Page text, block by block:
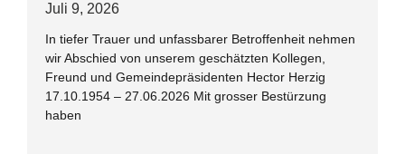
Juli 9, 2026
In tiefer Trauer und unfassbarer Betroffenheit nehmen
wir Abschied von unserem geschätzten Kollegen,
Freund und Gemeindepräsidenten Hector Herzig
17.10.1954 – 27.06.2026 Mit grosser Bestürzung
haben